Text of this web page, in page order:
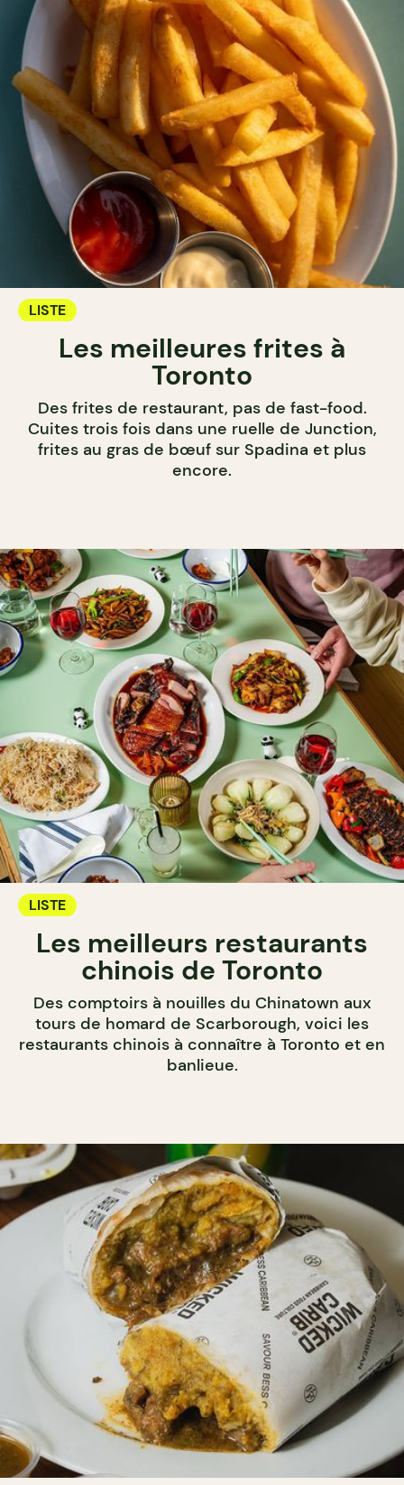
LISTE
Les meilleures frites à
Toronto
Des frites de restaurant, pas de fast-food.
Cuites trois fois dans une ruelle de Junction,
frites au gras de bœuf sur Spadina et plus
encore.
LISTE
Les meilleurs restaurants
chinois de Toronto
Des comptoirs à nouilles du Chinatown aux
tours de homard de Scarborough, voici les
restaurants chinois à connaître à Toronto et en
banlieue.